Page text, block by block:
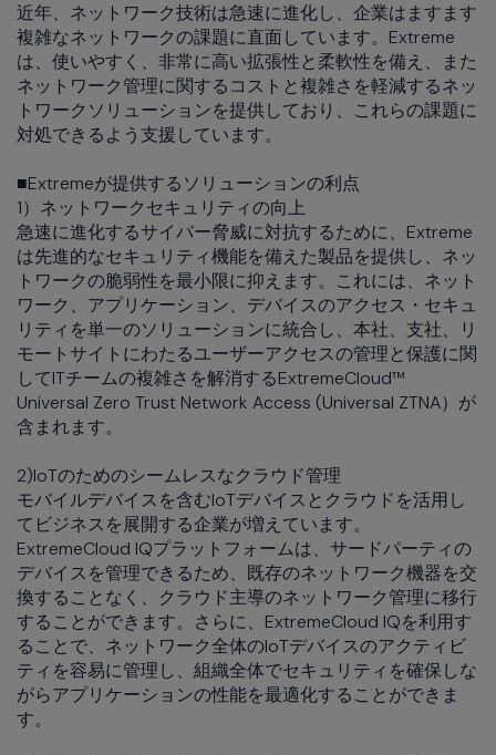
近年、ネットワーク技術は急速に進化し、企業はますます
複雑なネットワークの課題に直面しています。Extreme
は、使いやすく、非常に高い拡張性と柔軟性を備え、また
ネットワーク管理に関するコストと複雑さを軽減するネッ
トワークソリューションを提供しており、これらの課題に
対処できるよう支援しています。
■Extremeが提供するソリューションの利点
1）ネットワークセキュリティの向上
急速に進化するサイバー脅威に対抗するために、Extreme
は先進的なセキュリティ機能を備えた製品を提供し、ネッ
トワークの脆弱性を最小限に抑えます。これには、ネット
ワーク、アプリケーション、デバイスのアクセス・セキュ
リティを単一のソリューションに統合し、本社、支社、リ
モートサイトにわたるユーザーアクセスの管理と保護に関
してITチームの複雑さを解消するExtremeCloud™
Universal Zero Trust Network Access (Universal ZTNA）が
含まれます。
2)IoTのためのシームレスなクラウド管理
モバイルデバイスを含むIoTデバイスとクラウドを活用し
てビジネスを展開する企業が増えています。
ExtremeCloud IQプラットフォームは、サードパーティの
デバイスを管理できるため、既存のネットワーク機器を交
換することなく、クラウド主導のネットワーク管理に移行
することができます。さらに、ExtremeCloud IQを利用す
ることで、ネットワーク全体のIoTデバイスのアクティビ
ティを容易に管理し、組織全体でセキュリティを確保しな
がらアプリケーションの性能を最適化することができま
す。